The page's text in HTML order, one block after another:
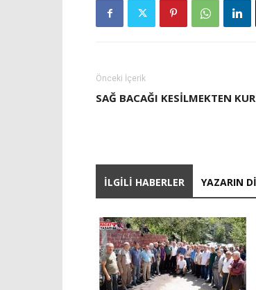
Önceki İçerik
SAĞ BACAĞI KESİLMEKTEN
İLGILI HABERLER YAZARIN